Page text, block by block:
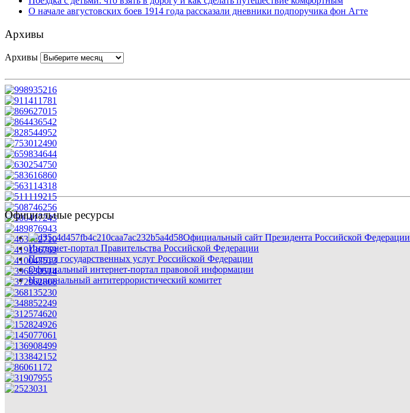
О начале августовских боев 1914 года рассказали дневники подпоручика фон Агте
Архивы
Архивы
Официальные ресурсы
Официальный сайт Президента Российской Федерации
Интернет-портал Правительства Российской Федерации
Портал государственных услуг Российской Федерации
Официальный интернет-портал правовой информации
Национальный антитеррористический комитет